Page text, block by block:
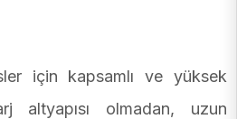
için kapsamlı ve yüksek
altyapısı olmadan, uzun